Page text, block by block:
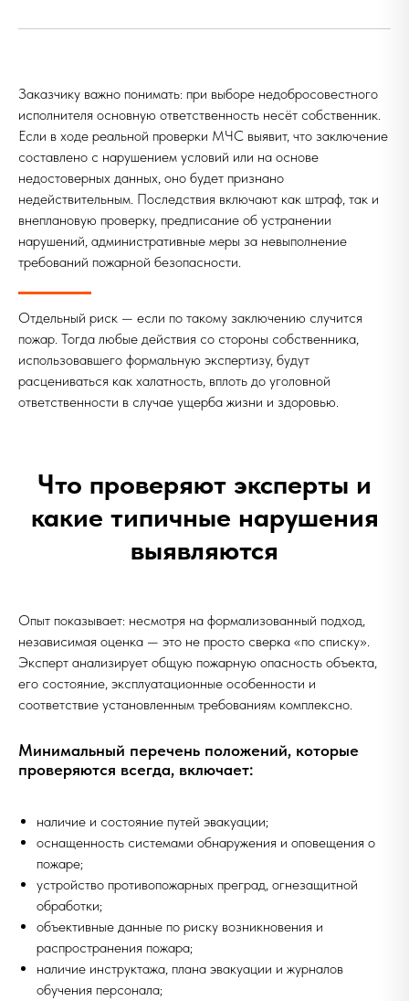
Заказчику важно понимать: при выборе недобросовестного
исполнителя основную ответственность несёт собственник.
Если в ходе реальной проверки МЧС выявит, что заключение
составлено с нарушением условий или на основе
недостоверных данных, оно будет признано
недействительным. Последствия включают как штраф, так и
внеплановую проверку, предписание об устранении
нарушений, административные меры за невыполнение
требований пожарной безопасности.
Отдельный риск — если по такому заключению случится
пожар. Тогда любые действия со стороны собственника,
использовавшего формальную экспертизу, будут
расцениваться как халатность, вплоть до уголовной
ответственности в случае ущерба жизни и здоровью.
Что проверяют эксперты и
какие типичные нарушения
выявляются
Опыт показывает: несмотря на формализованный подход,
независимая оценка — это не просто сверка «по списку».
Эксперт анализирует общую пожарную опасность объекта,
его состояние, эксплуатационные особенности и
соответствие установленным требованиям комплексно.
Минимальный перечень положений, которые
проверяются всегда, включает:
наличие и состояние путей эвакуации;
оснащенность системами обнаружения и оповещения о
пожаре;
устройство противопожарных преград, огнезащитной
обработки;
объективные данные по риску возникновения и
распространения пожара;
наличие инструктажа, плана эвакуации и журналов
обучения персонала;